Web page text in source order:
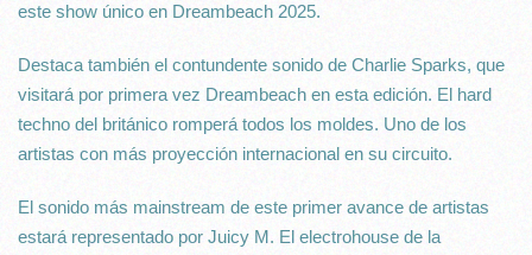
este show único en Dreambeach 2025.
Destaca también el contundente sonido de Charlie Sparks, que
visitará por primera vez Dreambeach en esta edición. El hard
techno del británico romperá todos los moldes. Uno de los
artistas con más proyección internacional en su circuito.
El sonido más mainstream de este primer avance de artistas
estará representado por Juicy M. El electrohouse de la